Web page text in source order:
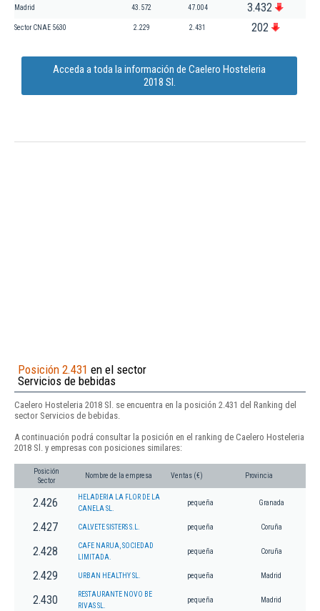
Madrid 43.572 47.004 3.432
Sector CNAE 5630 2.229 2.431 202
Acceda a toda la información de Caelero Hosteleria
2018 Sl.
Posición 2.431 en el sector
Servicios de bebidas
Caelero Hosteleria 2018 Sl. se encuentra en la posición 2.431 del Ranking del
sector Servicios de bebidas.
A continuación podrá consultar la posición en el ranking de Caelero Hosteleria
2018 Sl. y empresas con posiciones similares:
Posición
Sector
Nombre de la empresa Ventas (€) Provincia
2.426
HELADERIA LA FLOR DE LA
CANELA SL.
pequeña Granada
2.427 CALVETE SISTERS S.L. pequeña Coruña
2.428
CAFE NARUA, SOCIEDAD
LIMITADA.
pequeña Coruña
2.429 URBAN HEALTHY SL. pequeña Madrid
2.430
RESTAURANTE NOVO BE
RIVAS SL.
pequeña Madrid